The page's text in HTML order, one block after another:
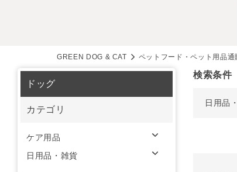
GREEN DOG & CAT ペットフード・ペット用品通
検索条件
日用品
ドッグ
カテゴリ
ケア用品
日用品・雑貨